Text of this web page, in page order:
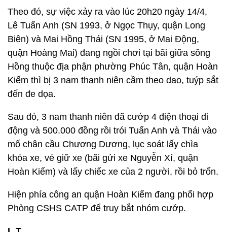
Theo đó, sự việc xảy ra vào lúc 20h20 ngày 14/4,
Lê Tuấn Anh (SN 1993, ở Ngọc Thụy, quận Long
Biên) và Mai Hồng Thái (SN 1995, ở Mai Động,
quận Hoàng Mai) đang ngồi chơi tại bãi giữa sông
Hồng thuộc địa phận phường Phúc Tân, quận Hoàn
Kiếm thì bị 3 nam thanh niên cầm theo dao, tuýp sắt
đến đe dọa.
Sau đó, 3 nam thanh niên đã cướp 4 điện thoại di
động và 500.000 đồng rồi trói Tuấn Anh và Thái vào
mố chân cầu Chương Dương, lục soát lấy chìa
khóa xe, vé giữ xe (bãi gửi xe Nguyễn Xí, quận
Hoàn Kiếm) và lấy chiếc xe của 2 người, rồi bỏ trốn.
Hiện phía công an quận Hoàn Kiếm đang phối hợp
Phòng CSHS CATP để truy bắt nhóm cướp.